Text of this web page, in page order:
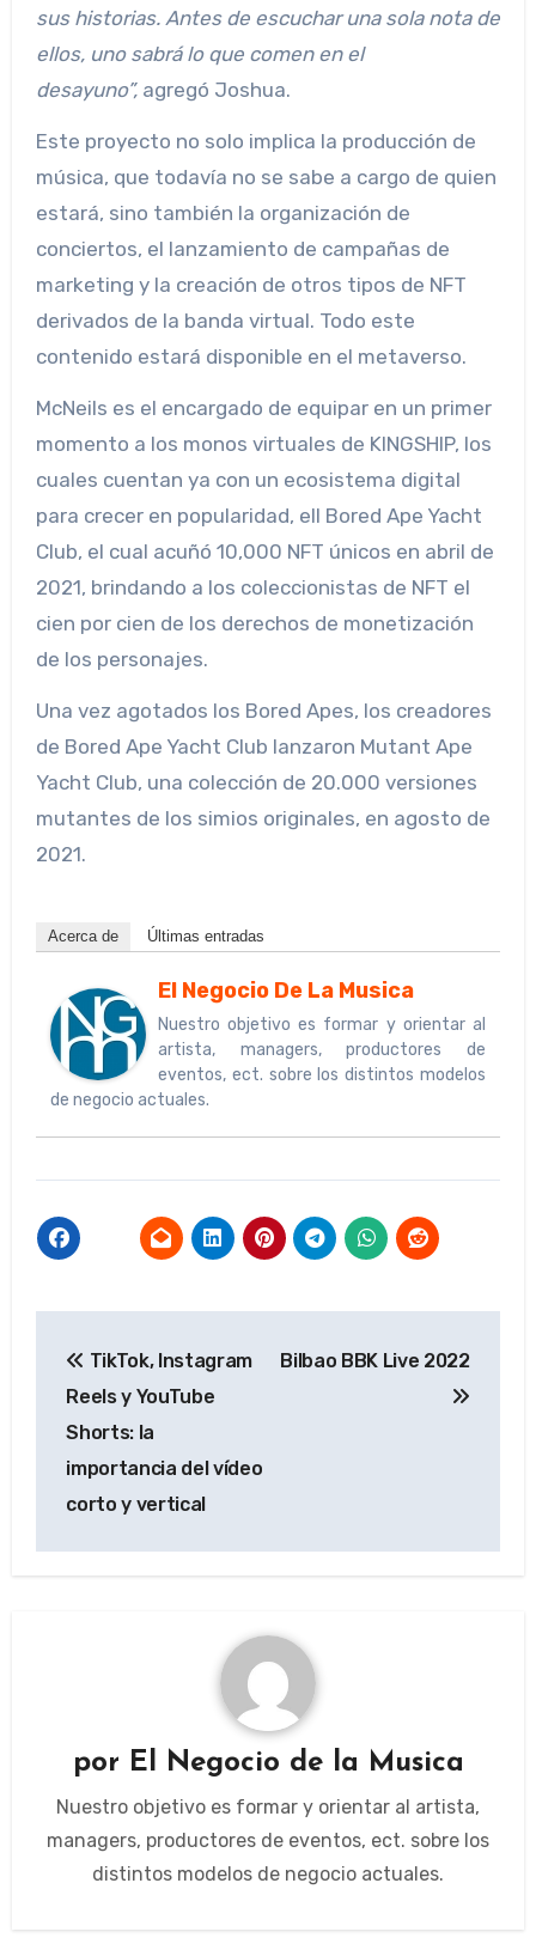
sus historias. Antes de escuchar una sola nota de
ellos, uno sabrá lo que comen en el
desayuno”,agregó Joshua.
Este proyecto no solo implica la producción de
música, que todavía no se sabe a cargo de quien
estará, sino también la organización de
conciertos, el lanzamiento de campañas de
marketing y la creación de otros tipos de NFT
derivados de la banda virtual. Todo este
contenido estará disponible en el metaverso.
McNeils es el encargado de equipar en un primer
momento a los monos virtuales de KINGSHIP, los
cuales cuentan ya con un ecosistema digital
para crecer en popularidad, ell Bored Ape Yacht
Club, el cual acuñó 10,000 NFT únicos en abril de
2021, brindando a los coleccionistas de NFT el
cien por cien de los derechos de monetización
de los personajes.
Una vez agotados los Bored Apes, los creadores
de Bored Ape Yacht Club lanzaron Mutant Ape
Yacht Club, una colección de 20.000 versiones
mutantes de los simios originales, en agosto de
2021.
Acerca de Últimas entradas
El Negocio De La Musica
Nuestro objetivo es formar y orientar al
artista, managers, productores de
eventos, ect. sobre los distintos modelos
de negocio actuales.
de
entradas
TikTok, Instagram
Reels y YouTube
Shorts: la
importancia del vídeo
corto y vertical
Bilbao BBK Live 2022
por El Negocio de la Musica
Nuestro objetivo es formar y orientar al artista,
managers, productores de eventos, ect. sobre los
distintos modelos de negocio actuales.